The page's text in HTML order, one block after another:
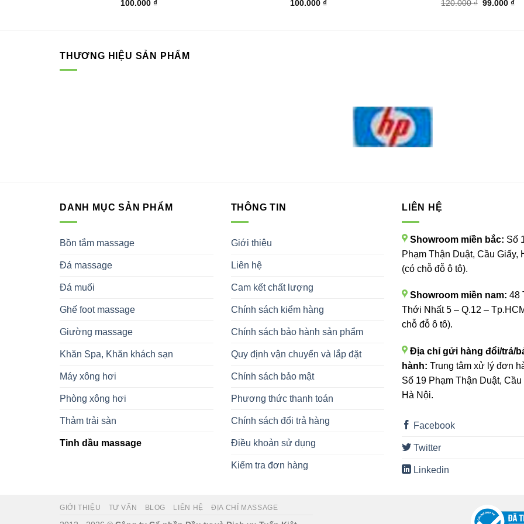
100.000 ₫
100.000 ₫
120.000₫ Giá
99.000₫Giá
THƯƠNG HIỆU SẢN PHẨM
DANH MỤC SẢN PHẨM
Bồn tắm massage
Đá massage
Đá muối
Ghế foot massage
Giường massage
Khăn Spa, Khăn khách sạn
Máy xông hơi
Phòng xông hơi
Thảm trải sàn
Tinh dầu massage
THÔNG TIN
Giới thiệu
Liên hệ
Cam kết chất lượng
Chính sách kiểm hàng
Chính sách bảo hành sản phẩm
Quy định vận chuyển và lắp đặt
Chính sách bảo mật
Phương thức thanh toán
Chính sách đổi trả hàng
Điều khoản sử dụng
Kiểm tra đơn hàng
LIÊN HỆ
Showroom miền bắc: Số
Phạm Thận Duật, Cầu Giấy,
(có chỗ đỗ ô tô).
Showroom miền nam: 48
Thới Nhất 5 – Q.12 –
chỗ đỗ ô tô).
Địa chỉ gửi hàng đổi/trả/
hành: Trung tâm xử lý đơn
Số 19 Phạm Thận Duật, Cầu
Hà Nội.
Facebook
Twitter
Linkedin
GIỚI THIỆU TƯ VẤN BLOG LIÊN HỆ ĐỊA CHỈ MASSAGE